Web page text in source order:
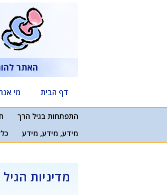
האתר
דף הבית מי
התפתחות בגיל הרך
מידע, מידע, מידע
מדיניות